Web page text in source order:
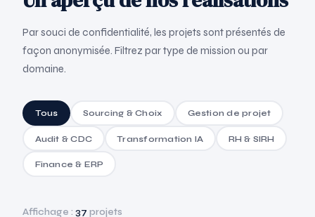
Par souci de confidentialité, les projets sont présentés de
façon anonymisée. Filtrez par type de mission ou par
domaine.
Tous Sourcing & Choix Gestion de projet
Audit & CDC Transformation IA RH & SIRH
Finance & ERP
Affichage : 37 projets